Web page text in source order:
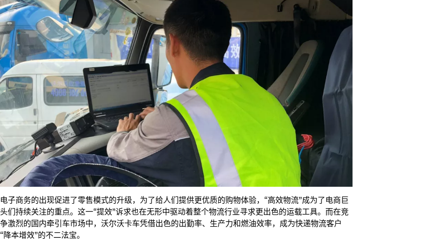
电子商务的出现促进了零售模式的升级，为了给人们提供更优质的购物体验，“高效物流”成为了电商巨
头们持续关注的重点。这一“提效”诉求也在无形中驱动着整个物流行业寻求更出色的运载工具。而在竞
争激烈的国内牵引车市场中，沃尔沃卡车凭借出色的出勤率、生产力和燃油效率，成为快递物流客户
“降本增效”的不二法宝。